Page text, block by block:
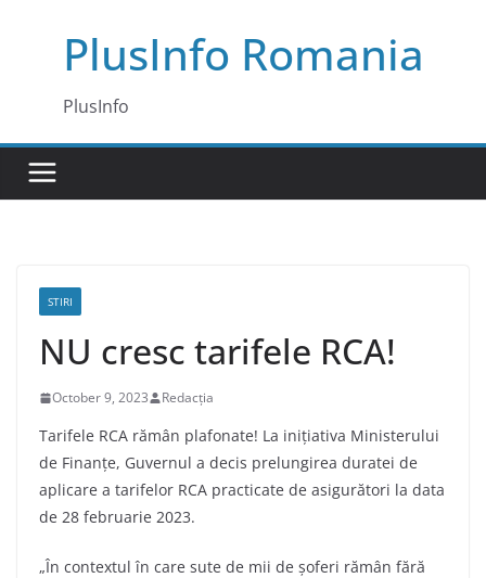
PlusInfo Romania
PlusInfo
STIRI
NU cresc tarifele RCA!
October 9, 2023 Redacția
Tarifele RCA rămân plafonate! La inițiativa Ministerului
de Finanțe, Guvernul a decis prelungirea duratei de
aplicare a tarifelor RCA practicate de asigurători la data
de 28 februarie 2023.
„În contextul în care sute de mii de șoferi rămân fără